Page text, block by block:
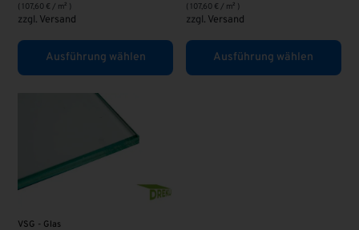
( 107,60 € / m² )
zzgl. Versand
Ausführung wählen
( 107,60 € / m² )
zzgl. Versand
Ausführung wählen
VSG - Glas